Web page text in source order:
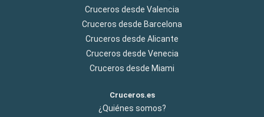
Cruceros desde Valencia
Cruceros desde Barcelona
Cruceros desde Alicante
Cruceros desde Venecia
Cruceros desde Miami
Cruceros.es
¿Quiénes somos?